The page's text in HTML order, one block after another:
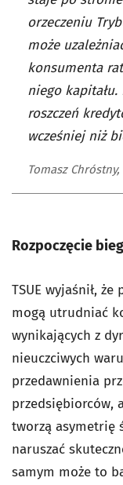
orzeczeniu
może
konsumenta
niego
roszczeń
wcześniej niż
Tomasz
Rozpoczęcie
TSUE wyjaśnił,
mogą utrudniać
wynikających z
nieuczciwych
przedawnienia
przedsiębiorców,
tworzą asymetrię
naruszać
samym może to